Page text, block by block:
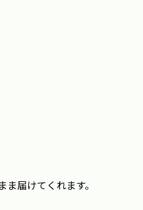
届けてくれます。